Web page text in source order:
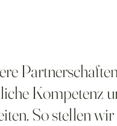
Kompetenz
So stellen